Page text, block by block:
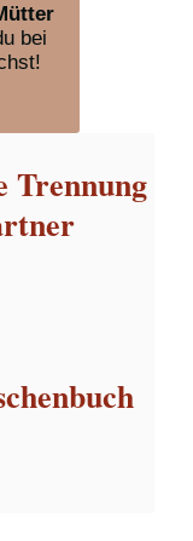
bei
Trennung